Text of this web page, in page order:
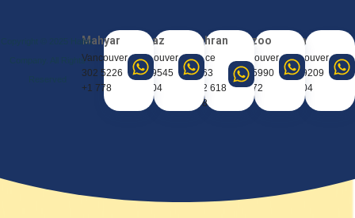
9209 388
Arezoo
Vancouver
5990 667
Tehran
0963
618 912
Sanaz
Vancouver
9545 404
Mahyar
Vancouver
5226 302
Copyright © 2025 Hafez
Company. All Rights
Reserved